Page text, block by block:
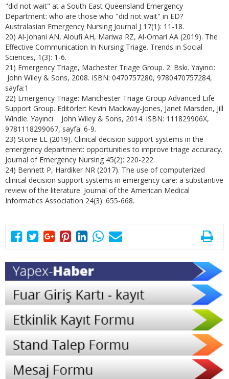
"did not wait" at a South East Queensland Emergency
Department: who are those who "did not wait" in ED?
Australasian Emergency Nursing Journal J 17(1): 11-18.
20) Al-Johani AN, Aloufi AH, Mariwa RZ, Al-Omari AA (2019). The
Effective Communication In Nursing Triage. Trends in Social
Sciences, 1(3): 1-6.
21) Emergency Triage, Machester Triage Group. 2. Bskı. Yayıncı:
John Wiley & Sons, 2008. ISBN: 0470757280, 9780470757284,
sayfa:1
22) Emergency Triage: Manchester Triage Group Advanced Life
Support Group. Editörler: Kevin Mackway-Jones, Janet Marsden, Jill
Windle. Yayıncı John Wiley & Sons, 2014. ISBN: 111829906X,
9781118299067, sayfa: 6-9.
23) Stone EL (2019). Clinical decision support systems in the
emergency department: opportunities to ımprove triage accuracy.
Journal of Emergency Nursing 45(2): 220-222.
24) Bennett P, Hardiker NR (2017). The use of computerized
clinical decision support systems in emergency care: a substantive
review of the literature. Journal of the American Medical
Informatics Association 24(3): 655-668.